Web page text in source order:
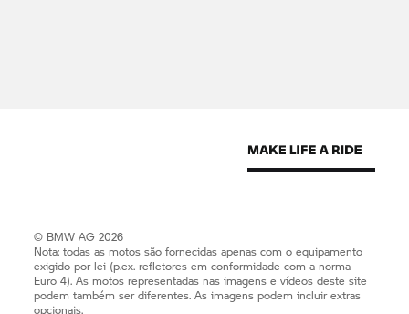
© BMW AG 2026
Nota: todas as motos são fornecidas apenas com o equipamento
exigido por lei (p.ex. refletores em conformidade com a norma
Euro 4). As motos representadas nas imagens e vídeos deste site
podem também ser diferentes. As imagens podem incluir extras
opcionais.